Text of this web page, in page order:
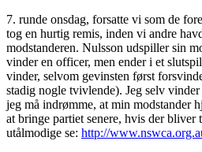
7. runde onsdag, forsatte vi som de
tog en hurtig remis, inden vi andre
modstanderen. Nulsson udspiller sin
vinder en officer, men ender i et
vinder, selvom gevinsten først
stadig nogle tvivlende). Jeg selv
jeg må indrømme, at min modstander
at bringe partiet senere, hvis der
utålmodige se: http://